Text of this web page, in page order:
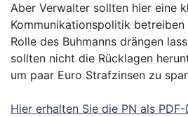
Aber Verwalter sollten hier eine
Kommunikationspolitik
Rolle des Buhmanns drängen
sollten nicht die Rücklagen
um paar Euro Strafzinsen zu
Hier erhalten Sie die PN als